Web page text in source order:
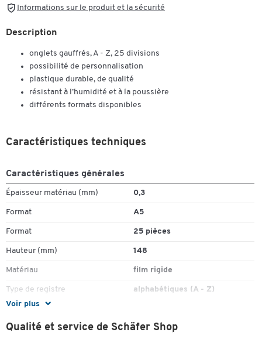
Informations sur le produit et la sécurité
Description
onglets gauffrés, A - Z, 25 divisions
possibilité de personnalisation
plastique durable, de qualité
résistant à l’humidité et à la poussière
différents formats disponibles
Voir plus
Caractéristiques techniques
Caractéristiques générales
Épaisseur matériau (mm) 0,3
Format A5
Format 25 pièces
Hauteur (mm) 148
Matériau film rigide
Type de registre alphabétiques (A - Z)
Coloris
Qualité et service de Schäfer Shop